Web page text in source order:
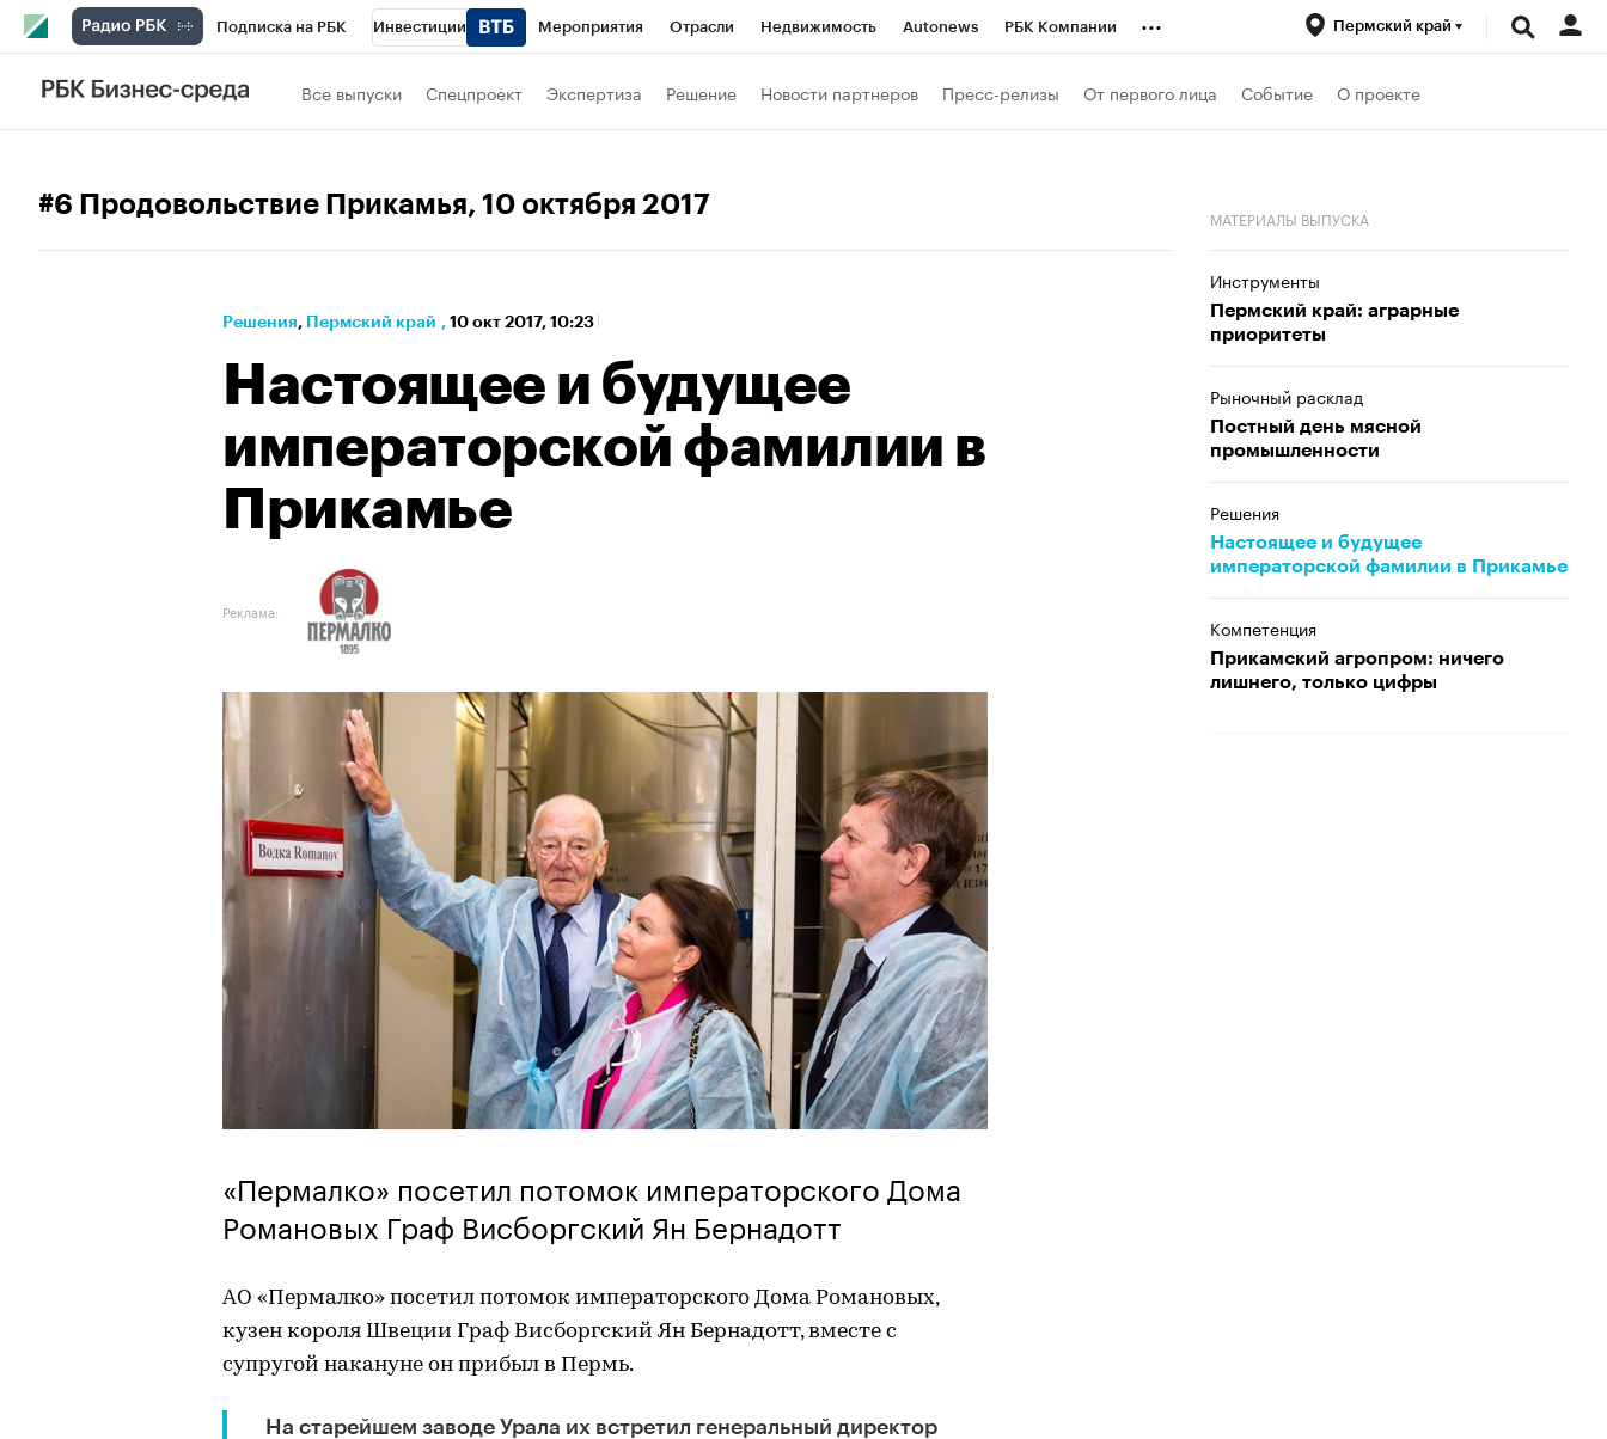
Подписка на РБК Инвестиции Мероприятия Отрасли Недвижимость Autonews РБК Компании
Телеканал
Франшизы
... Пермский край
Все выпуски Спецпроект Экспертиза Решение Новости партнеров Пресс-релизы От первого лица Событие О проекте
#6 Продовольствие Прикамья, 10 октября 2017
Решения⁠, Пермский край , 10 окт 2017, 10:23
Настоящее и будущее
императорской фамилии в
Прикамье
Реклама:
«Пермалко» посетил потомок императорского Дома
Романовых Граф Висборгский Ян Бернадотт
АО «Пермалко» посетил потомок императорского Дома Романовых,
кузен короля Швеции Граф Висборгский Ян Бернадотт, вместе с
супругой накануне он прибыл в Пермь.
На старейшем заводе Урала их встретил генеральный директор
МАТЕРИАЛЫ ВЫПУСКА
Инструменты
Пермский край: аграрные
приоритеты
Рыночный расклад
Постный день мясной
промышленности
Решения
Настоящее и будущее
императорской фамилии в Прикамье
Компетенция
Прикамский агропром: ничего
лишнего, только цифры